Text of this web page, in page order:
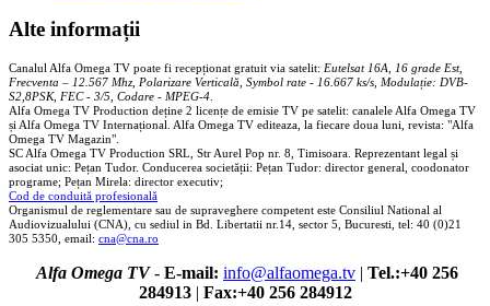
Alte informații
Canalul Alfa Omega TV poate fi recepționat gratuit via satelit: Eutelsat 16A, 16 grade Est,
Frecventa – 12.567 Mhz, Polarizare Verticală, Symbol rate - 16.667 ks/s, Modulație: DVB-
S2,8PSK, FEC - 3/5, Codare - MPEG-4.
Alfa Omega TV Production deține 2 licențe de emisie TV pe satelit: canalele Alfa Omega TV
și Alfa Omega TV Internațional. Alfa Omega TV editeaza, la fiecare doua luni, revista: "Alfa
Omega TV Magazin".
SC Alfa Omega TV Production SRL, Str Aurel Pop nr. 8, Timisoara. Reprezentant legal și
asociat unic: Pețan Tudor. Conducerea societății: Pețan Tudor: director general, coodonator
programe; Pețan Mirela: director executiv;
Cod de conduită profesională
Organismul de reglementare sau de supraveghere competent este Consiliul National al
Audiovizualului (CNA), cu sediul in Bd. Libertatii nr.14, sector 5, Bucuresti, tel: 40 (0)21
305 5350, email: cna@cna.ro
Alfa Omega TV- E-mail: info@alfaomega.tv | Tel.:+40 256
284913| Fax:+40 256 284912